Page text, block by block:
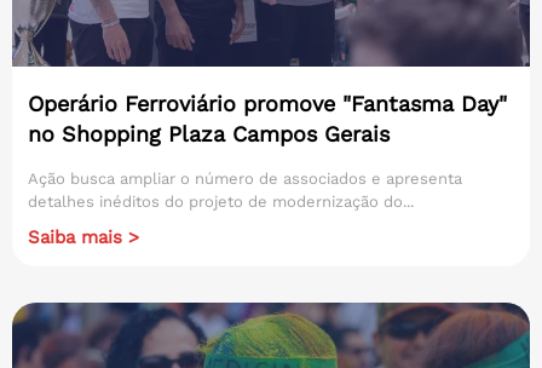
Operário Ferroviário promove "Fantasma Day"
no Shopping Plaza Campos Gerais
Ação busca ampliar o número de associados e apresenta
detalhes inéditos do projeto de modernização do...
Saiba mais >